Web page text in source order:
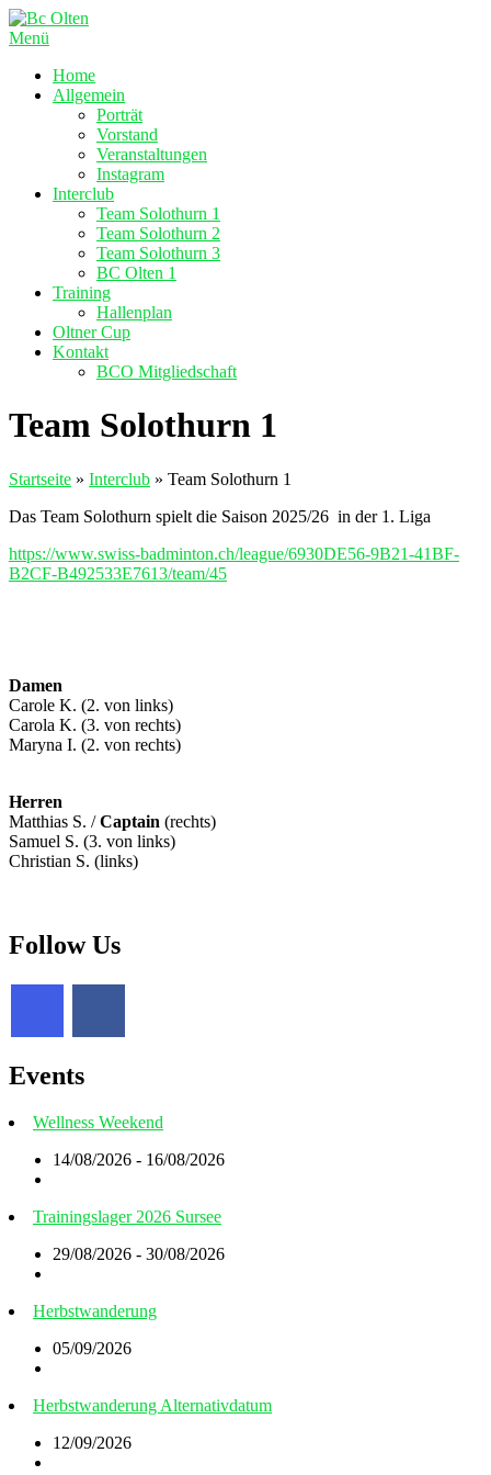
Zum
Inhalt
Menü
Home
Allgemein
Porträt
Vorstand
Veranstaltungen
Instagram
Interclub
Team Solothurn 1
Team Solothurn 2
Team Solothurn 3
BC Olten 1
Training
Hallenplan
Oltner Cup
Kontakt
BCO Mitgliedschaft
Team Solothurn 1
Startseite » Interclub » Team Solothurn 1
Das Team Solothurn spielt die Saison 2025/26 in der 1. Liga
https://www.swiss-badminton.ch/league/6930DE56-9B21-41BF-
B2CF-B492533E7613/team/45
Damen
Carole K. (2. von links)
Carola K. (3. von rechts)
Maryna I. (2. von rechts)
Herren
Matthias S. /Captain (rechts)
Samuel S. (3. von links)
Christian S. (links)
Follow Us
Events
Wellness Weekend
14/08/2026 - 16/08/2026
Trainingslager 2026 Sursee
29/08/2026 - 30/08/2026
Herbstwanderung
05/09/2026
Herbstwanderung Alternativdatum
12/09/2026